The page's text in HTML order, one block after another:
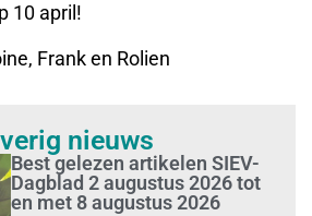
10 april!
Frank en Rolien
nieuws
Best gelezen artikelen SIEV-
Dagblad 2 augustus 2026 tot
en met 8 augustus 2026